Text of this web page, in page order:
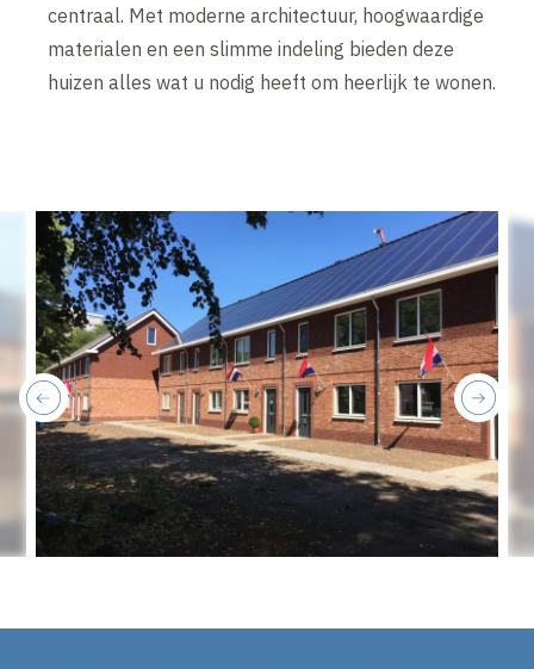
centraal. Met moderne architectuur, hoogwaardige
materialen en een slimme indeling bieden deze
huizen alles wat u nodig heeft om heerlijk te wonen.
next
previous